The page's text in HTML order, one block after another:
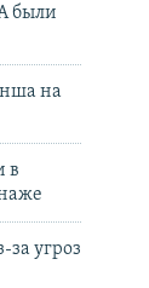
были
на
в
за угроз